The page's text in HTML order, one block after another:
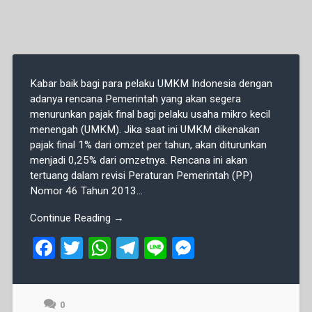
Kabar baik bagi para pelaku UMKM Indonesia dengan
adanya rencana Pemerintah yang akan segera
menurunkan pajak final bagi pelaku usaha mikro kecil
menengah (UMKM). Jika saat ini UMKM dikenakan
pajak final 1% dari omzet per tahun, akan diturunkan
menjadi 0,25% dari omzetnya. Rencana ini akan
tertuang dalam revisi Peraturan Pemerintah (PP)
Nomor 46 Tahun 2013...
Continue Reading →
F
ce
T
tt
W
at
T
e
Li
e
M
se
0